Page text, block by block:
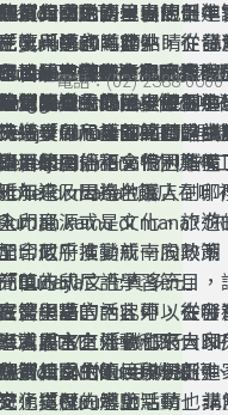
劃相關主題，以便促進
賞異文化的境界。
第二季的節目中規劃
、「Guru導師點睛」
尼的風俗和文化。
習印尼語不會很困難
加坡和汶萊，這幾個
。因此，學習印尼語
單的印尼語學習節目
文與語言。此外，在
或雇主有機會和來自
劃相關主題，以便促進
第一季的內容中，從
習語言之外，也跟大
賞異文化的境界。
第二季的節目中規劃
、「Guru導師點睛」
尼的風俗和文化。
習印尼語不會很困難喔
新加坡和汶萊，這幾個
近。因此，學習印尼語
銀行
要用途
加達地區交通與公用設
常消費、交通支付
通支付、全國範圍的小
用範圍
雅加達及周邊地區
全印尼
印尼
充值方式
體網點
ATM、手機銀行、
ATM、手機銀行
通支付
沒有聽過峇里島的千年
是峇里島農民為稻
水的公平分配，確保
續發展和社區的和諧共
不僅是技術系統，
溉渠道或稻田裡設置
目簡介：
樂學印尼語的節目是由
源學習外語，特別準
近年來，因為台灣人到
人力資源或是文化、旅
，似乎演變成一股熱潮
合政府推動新南向政策
簡單的印尼語學習節目
文與語言。此外，在
或雇主有機會和來自
劃相關主題，以便促進
第一季的內容中，從
習語言之外，也跟大
賞異文化的境界。
第二季的節目中規劃
、「Guru導師點睛」講
Guru導師點睛」
mana在哪裡
di mana?住在哪
di mana?在那裡
di mana?在哪裡
Hotel di mana?飯店在哪
Rumah kamu di mana?
「Budaya文化真多元」
峇里島的話，可以去哪
灘與水上活動
沙杜瓦（Nusa Dua）
，這裡的水上活動也
化與歷史體驗
電話：(02) 2388-